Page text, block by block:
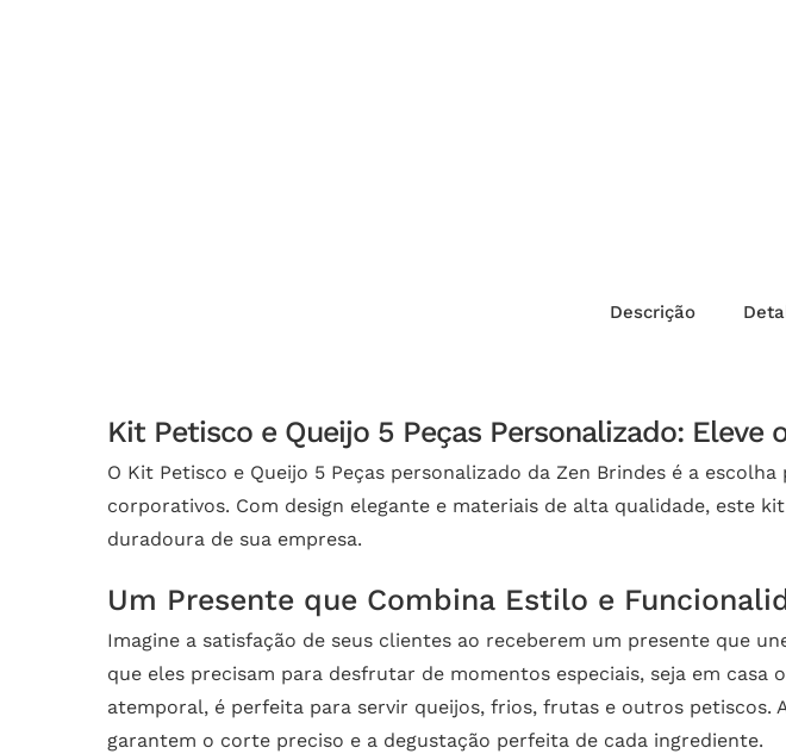
Descrição
Kit Petisco e Queijo 5 Peças Personalizado: Eleve
O Kit Petisco e Queijo 5 Peças personalizado da Zen Brindes é a
corporativos. Com design elegante e materiais de alta qualidade, este
duradoura de sua empresa.
Um Presente que Combina Estilo e
Imagine a satisfação de seus clientes ao receberem um presente que
que eles precisam para desfrutar de momentos especiais, seja em
atemporal, é perfeita para servir queijos, frios, frutas e outros
garantem o corte preciso e a degustação perfeita de cada ingrediente.